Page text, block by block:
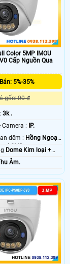
Color 5MP IMOU
Qua
5%-35%
gốc: 00 ₫
:3k .
🏆 Công Nghệ Camera :
IP.
🌔 Hình ảnh ban đêm : Hồng Ngoại
SMD.
Dome Kim loại +
Âm.